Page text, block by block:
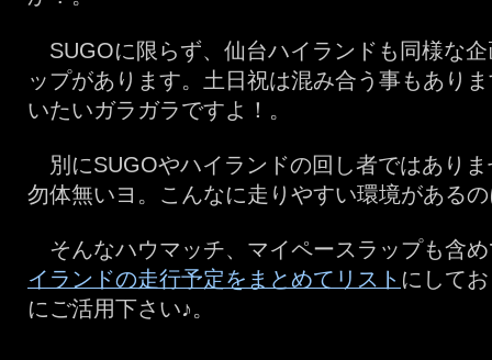
SUGOに限らず、仙台ハイランドも同様な
ップがあります。土日祝は混み合う事もあり
いたいガラガラですよ！。
別にSUGOやハイランドの回し者ではあり
勿体無いヨ。こんなに走りやすい環境がある
そんなハウマッチ、マイペースラップも含
イランドの走行予定をまとめてリスト にして
にご活用下さい♪。